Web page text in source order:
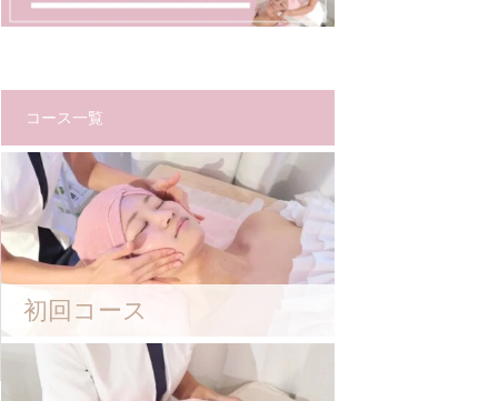
コース一覧
初回コース